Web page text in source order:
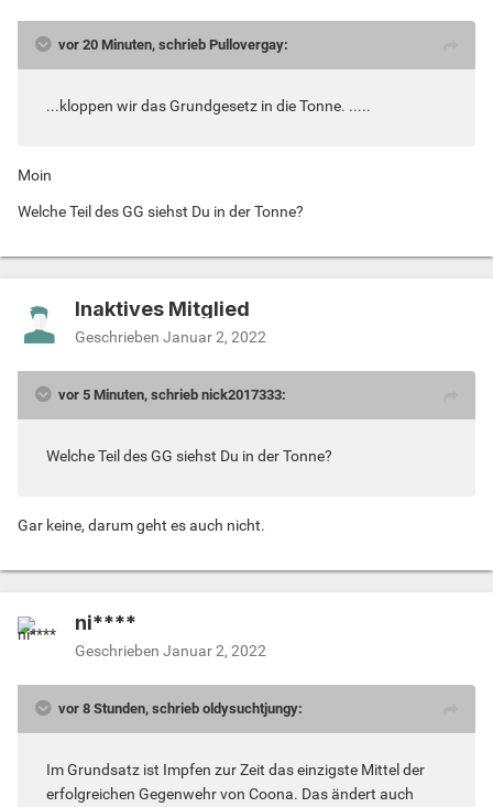
vor 20 Minuten, schrieb Pullovergay:
...kloppen wir das Grundgesetz in die Tonne. .....
Moin
Welche Teil des GG siehst Du in der Tonne?
Inaktives Mitglied
Geschrieben Januar 2, 2022
vor 5 Minuten, schrieb nick2017333:
Welche Teil des GG siehst Du in der Tonne?
Gar keine, darum geht es auch nicht.
ni****
Geschrieben Januar 2, 2022
vor 8 Stunden, schrieb oldysuchtjungy:
Im Grundsatz ist Impfen zur Zeit das einzigste Mittel der
erfolgreichen Gegenwehr von Coona. Das ändert auch